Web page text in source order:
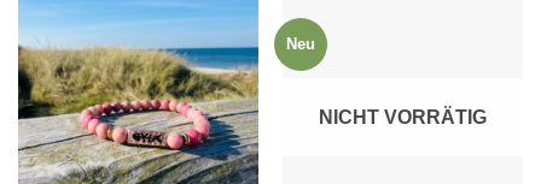
Neu
NICHT VORRÄTIG